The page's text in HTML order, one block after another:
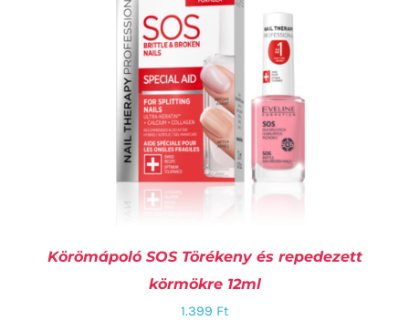
Körömápoló SOS Törékeny és repedezett
körmökre 12ml
1.399 Ft